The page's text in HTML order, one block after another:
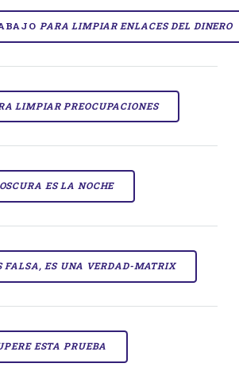
PARA LIMPIAR ENLACES DEL DINERO
LIMPIAR PREOCUPACIONES
ES LA NOCHE
FALSA, ES UNA VERDAD-MATRIX
ESTA PRUEBA